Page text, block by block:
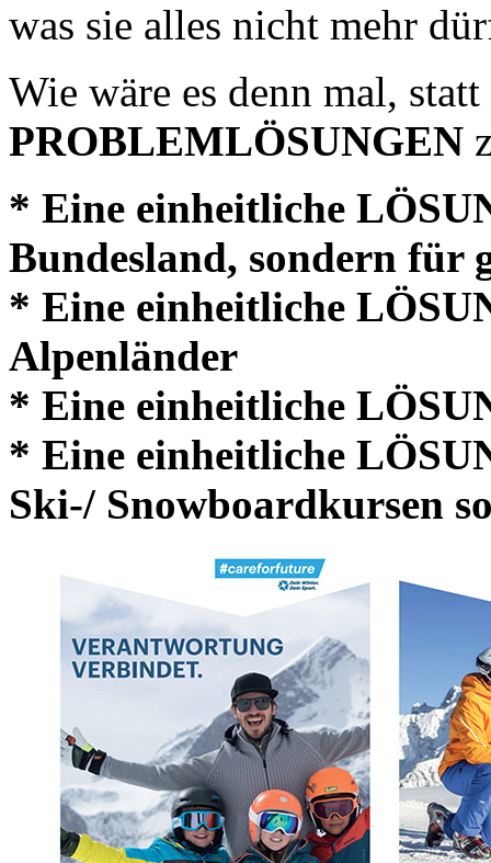
was sie alles nicht mehr
Wie wäre es denn mal,
PROBLEMLÖSUNGEN
* Eine einheitliche
Bundesland, sondern für
* Eine einheitliche
Alpenländer
* Eine einheitliche
* Eine einheitliche
Ski-/ Snowboardkursen